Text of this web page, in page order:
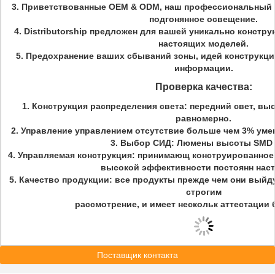
3. Приветствованные OEM & ODM, наш
подгонянное освещение.
4. Distributorship предложен для вашей уникально
настоящих моделей.
5. Предохранение ваших сбываний зоны, идей
информации.
Проверка качества:
1. Конструкция распределения света: передний свет,
равномерно.
2. Управление управлением отсутствие больше чем 3%
3. Выбор СИД: Люмены высоты SMD
4. Управляемая конструкция: принимающ
высокой эффективности постоянн
5. Качество продукции: все продукты прежде чем они
строгим
рассмотрение, и имеет нескольк аттестации
Поставщик контакта